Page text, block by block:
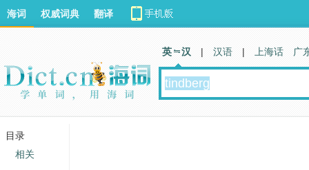
海词 权威词典 翻译
英 汉 | 汉语 | 上海话 广
目录
相关